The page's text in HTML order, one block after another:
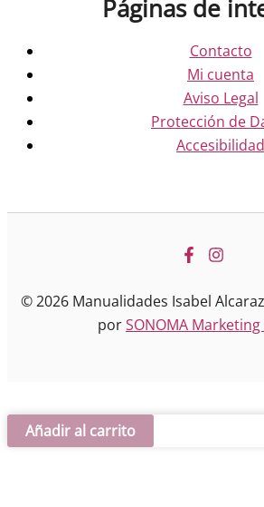
Páginas de
Contacto
Mi cuenta
Aviso Legal
Protección de
Accesibilidad
© 2026 Manualidades Isabel
porSONOMA
COLOR
TRANSFER
Añadir al carrito